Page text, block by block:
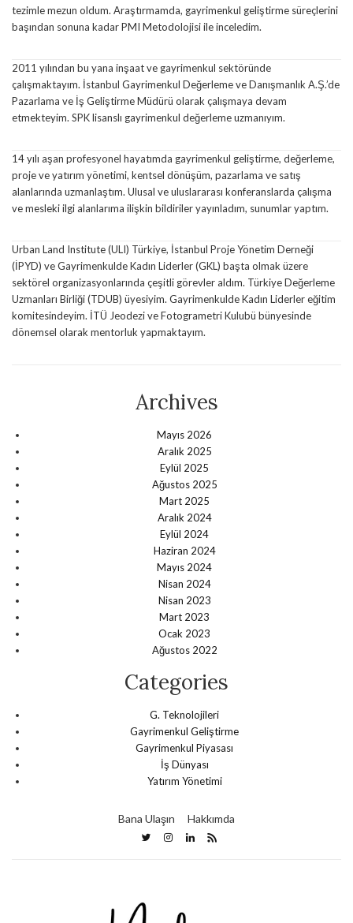
tezimle mezun oldum. Araştırmamda, gayrimenkul geliştirme süreçlerini
başından sonuna kadar PMI Metodolojisi ile inceledim.
2011 yılından bu yana inşaat ve gayrimenkul sektöründe
çalışmaktayım. İstanbul Gayrimenkul Değerleme ve Danışmanlık A.Ş.’de
Pazarlama ve İş Geliştirme Müdürü olarak çalışmaya devam
etmekteyim. SPK lisanslı gayrimenkul değerleme uzmanıyım.
14 yılı aşan profesyonel hayatımda gayrimenkul geliştirme, değerleme,
proje ve yatırım yönetimi, kentsel dönüşüm, pazarlama ve satış
alanlarında uzmanlaştım. Ulusal ve uluslararası konferanslarda çalışma
ve mesleki ilgi alanlarıma ilişkin bildiriler yayınladım, sunumlar yaptım.
Urban Land Institute (ULI) Türkiye, İstanbul Proje Yönetim Derneği
(İPYD) ve Gayrimenkulde Kadın Liderler (GKL) başta olmak üzere
sektörel organizasyonlarında çeşitli görevler aldım. Türkiye Değerleme
Uzmanları Birliği (TDUB) üyesiyim. Gayrimenkulde Kadın Liderler eğitim
komitesindeyim. İTÜ Jeodezi ve Fotogrametri Kulubü bünyesinde
dönemsel olarak mentorluk yapmaktayım.
Archives
Mayıs 2026
Aralık 2025
Eylül 2025
Ağustos 2025
Mart 2025
Aralık 2024
Eylül 2024
Haziran 2024
Mayıs 2024
Nisan 2024
Nisan 2023
Mart 2023
Ocak 2023
Ağustos 2022
Categories
G. Teknolojileri
Gayrimenkul Geliştirme
Gayrimenkul Piyasası
İş Dünyası
Yatırım Yönetimi
Bana Ulaşın Hakkımda